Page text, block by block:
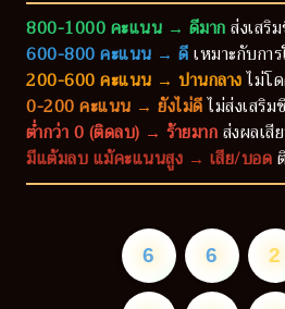
800-1000 คะแนน → ดีมากส่งเสริ
600-800 คะแนน → ดีเหมาะกับกา
200-600 คะแนน → ปานกลางไม่โ
0-200 คะแนน → ยังไม่ดีไม่ส่งเสริม
ต่ำกว่า 0 (ติดลบ) → ร้ายมากส่งผลเสี
มีแต้มลบ แม้คะแนนสูง → เสีย/บอด
6 6 2